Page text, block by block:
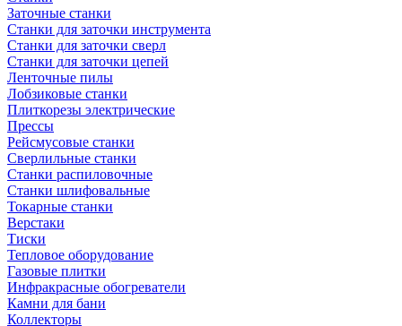
Заточные станки
Станки для заточки инструмента
Станки для заточки сверл
Станки для заточки цепей
Ленточные пилы
Лобзиковые станки
Плиткорезы электрические
Прессы
Рейсмусовые станки
Сверлильные станки
Станки распиловочные
Станки шлифовальные
Токарные станки
Верстаки
Тиски
Тепловое оборудование
Газовые плитки
Инфракрасные обогреватели
Камни для бани
Коллекторы